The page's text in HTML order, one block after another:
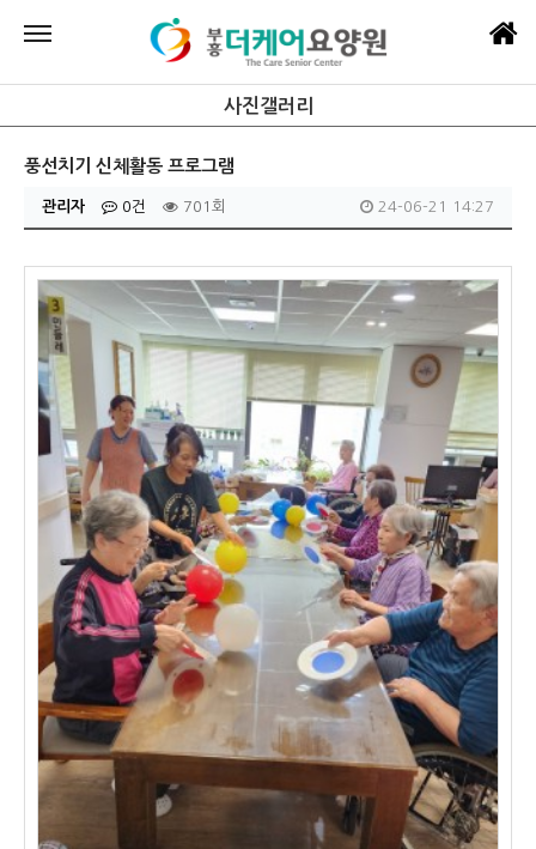
사진갤러리
풍선치기 신체활동 프로그램
관리자 0건 701회 24-06-21 14:27